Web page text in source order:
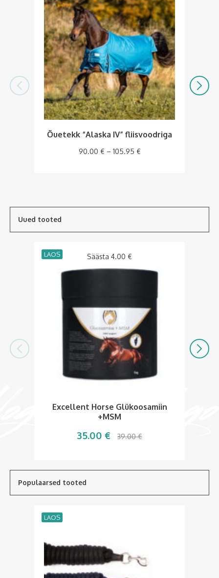
Õuetekk “Alaska IV” fliisvoodriga
90.00 € – 105.95 €
Uued tooted
Säästa 4.00 €
Excellent Horse Glükoosamiin
+MSM
35.00 € 39.00€
LAOS
Populaarsed tooted
LAOS